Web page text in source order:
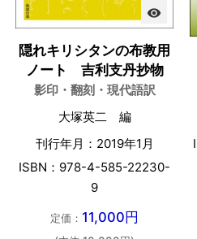
visibility
隠れキリシタンの布教用
ノート 吉利支丹抄物
影印・翻刻・現代語訳
大塚英二 編
刊行年月：2019年1月
ISBN：978-4-585-22230-
9
定価： 11,000円